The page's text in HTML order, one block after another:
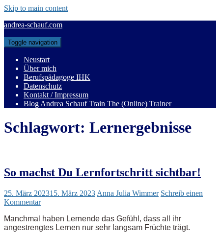
Skip to main content
andrea-schauf.com
Toggle navigation
Neustart
Über mich
Berufspädagoge IHK
Datenschutz
Kontakt / Impressum
Blog Andrea Schauf Train The (Online) Trainer
Schlagwort: Lernergebnisse
So machst Du Lernfortschritt sichtbar!
25. März 202315. März 2023 Anna Julia Wimmer Schreib einen
Kommentar
Manchmal haben Lernende das Gefühl, dass all ihr
angestrengtes Lernen nur sehr langsam Früchte trägt.